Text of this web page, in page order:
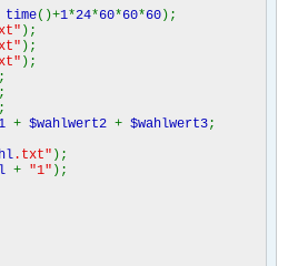
time()+1*24*60*60*60);
);
);
);
+ $wahlwert2 + $wahlwert3;
.txt" );
+ "1" );